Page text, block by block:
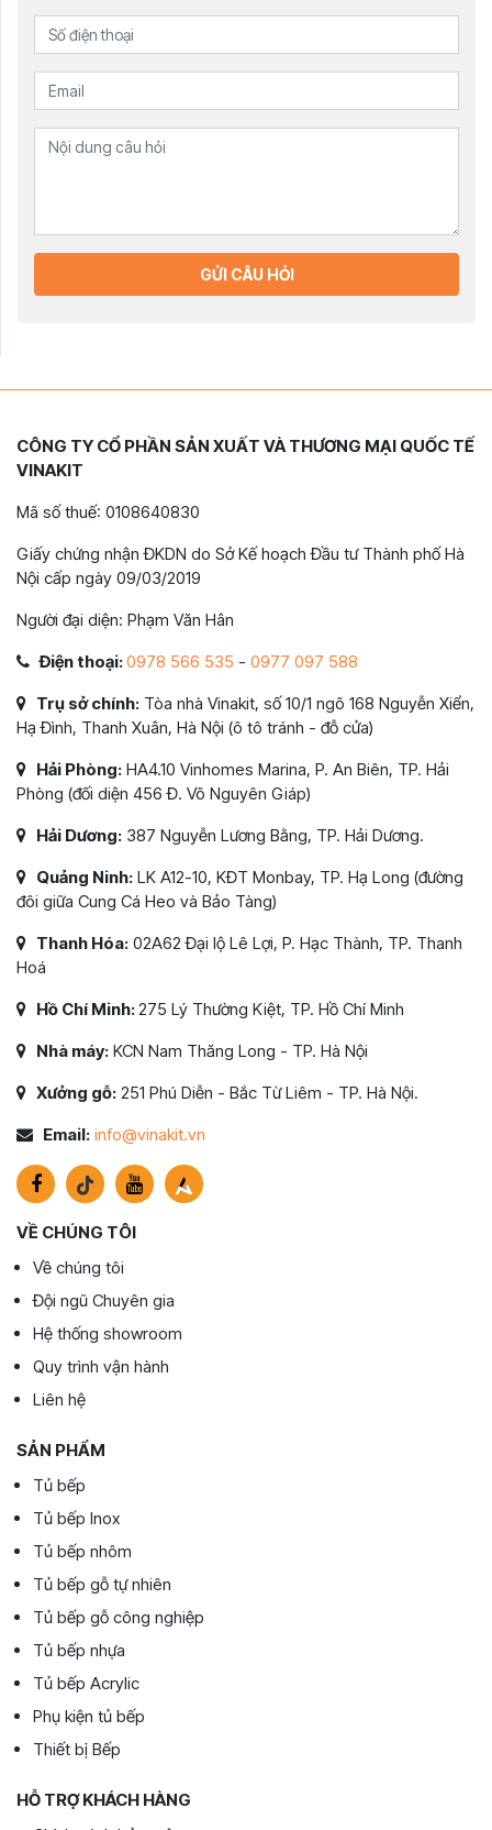
GỬI CÂU HỎI
CÔNG TY CỔ PHẦN SẢN XUẤT VÀ THƯƠNG MẠI QUỐC TẾ
VINAKIT
Mã số thuế: 0108640830
Giấy chứng nhận ĐKDN do Sở Kế hoạch Đầu tư Thành phố Hà
Nội cấp ngày 09/03/2019
Người đại diện: Phạm Văn Hân
Điện thoại:0978 566 535 - 0977 097 588
Trụ sở chính: Tòa nhà Vinakit, số 10/1 ngõ 168 Nguyễn Xiển,
Hạ Đình, Thanh Xuân, Hà Nội (ô tô tránh - đỗ cửa)
Hải Phòng: HA4.10 Vinhomes Marina, P. An Biên, TP. Hải
Phòng (đối diện 456 Đ. Võ Nguyên Giáp)
Hải Dương: 387 Nguyễn Lương Bằng, TP. Hải Dương.
Quảng Ninh: LK A12-10, KĐT Monbay, TP. Hạ Long (đường
đôi giữa Cung Cá Heo và Bảo Tàng)
Thanh Hóa: 02A62 Đại lộ Lê Lợi, P. Hạc Thành, TP. Thanh
Hoá
Hồ Chí Minh:275 Lý Thường Kiệt, TP. Hồ Chí Minh
Nhà máy: KCN Nam Thăng Long - TP. Hà Nội
Xưởng gỗ: 251 Phú Diễn - Bắc Từ Liêm - TP. Hà Nội.
Email: info@vinakit.vn
VỀ CHÚNG TÔI
Về chúng tôi
Đội ngũ Chuyên gia
Hệ thống showroom
Quy trình vận hành
Liên hệ
SẢN PHẨM
Tủ bếp
Tủ bếp Inox
Tủ bếp nhôm
Tủ bếp gỗ tự nhiên
Tủ bếp gỗ công nghiệp
Tủ bếp nhựa
Tủ bếp Acrylic
Phụ kiện tủ bếp
Thiết bị Bếp
HỖ TRỢ KHÁCH HÀNG